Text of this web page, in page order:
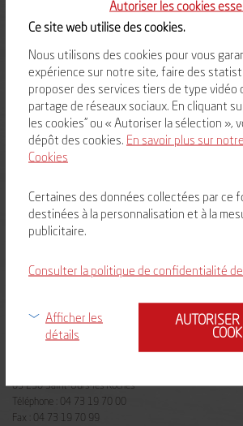
Autoriser les cookies
Ce site web utilise des cookies.
Nous utilisons des cookies pour vous
expérience sur notre site, faire des
proposer des services tiers de type vidéo
partage de réseaux sociaux. En cliquant
les cookies" ou « Autoriser la sélection »,
dépôt des cookies. En savoir plus sur
Cookies
Certaines des données collectées par ce
destinées à la personnalisation et à la
publicitaire.
Consulter la politique de confidentialité de
Afficher les
détails
A PROPOS DE
Vulcania, parc d'attractions et d'animations
autour de la
de la planète Terre, est un lieu où s'amuser et découvrir
phénomènes naturels et du Système solaire
Au cœur du Puy-de-Dôme et à 20 minutes de Clermont-
accueille pour une aventure
et ludique.
» La SEM Volcans
» Politique environnementale
» Un parc d’attraction
NOUS CONTACTER
63 230Saint-Ours-les Roches
Téléphone :
04 73 19 70 00
Fax :
04 73 19 70 99